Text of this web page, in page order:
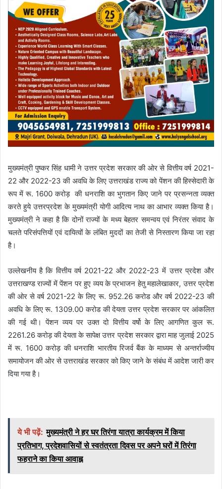
मुख्यमंत्री पुष्कर सिंह धामी ने उत्तर प्रदेश सरकार की ओर से वित्तीय वर्ष 2021-
22 और 2022-23 की अवधि के लिए उत्तराखंड राज्य को पेंशन की हिस्सेदारी के
रूप में रू. 1600 करोड़ की धनराशि का भुगतान किए जाने पर प्रसन्नता व्यक्त
करते हुये उत्तरप्रदेश के मुख्यमंत्री योगी आदित्य नाथ का आभार व्यक्त किया है।
मुख्यमंत्री ने कहा है कि दोनों राज्यों के मध्य बेहतर समन्वय एवं निरंतर संवाद के
चलते परिसंपत्तियों एवं दायित्वों के लंबित मुददों का तेजी से निस्तारण किया जा रहा
है।
उल्लेखनीय है कि वित्तीय वर्ष 2021-22 और 2022-23 में उत्तर प्रदेश और
उत्तराखण्ड राज्यों में पेंशन पर हुए व्यय के प्रभाजन हेतु महालेखाकार, उत्तर प्रदेश
की ओर से वर्ष 2021-22 के लिए रू. 952.26 करोड और वर्ष 2022-23 की
अवधि के लिए रू. 1309.00 करोड की देयता उत्तर प्रदेश सरकार पर आंकलित
की गई थी। पेंशन व्यय पर उक्त दो वित्तीय वर्षो के लिए आगणित कुल रू.
2261.26 करोड़ की देयता के सापेक्ष उत्तर प्रदेश सरकार द्वारा माह जुलाई 2025
में रू. 1600 करोड़ की धनराशि भारतीय रिजर्व बैंक के माध्यम से अन्तर्राज्यीय
समायोजन की ओर से उत्तराखंड सरकार को किए जाने के संबंध में आदेश जारी कर
दिया गया है।
ये भी पढ़ें: मुख्यमंत्री ने हर घर तिरंगा यात्रा कार्यक्रम में किया
प्रतिभाग, प्रदेशवासियों से स्वतंत्रता दिवस पर अपने घरों में तिरंगा
फहराने का किया आवाह्न